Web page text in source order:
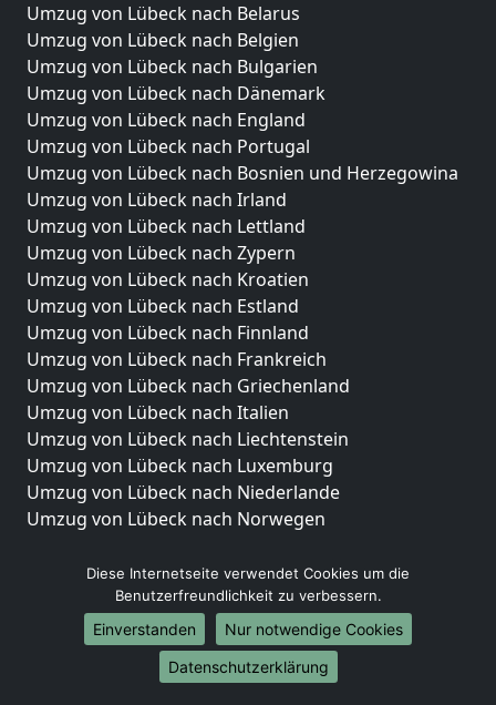
Umzug von Lübeck nach Belarus
Umzug von Lübeck nach Belgien
Umzug von Lübeck nach Bulgarien
Umzug von Lübeck nach Dänemark
Umzug von Lübeck nach England
Umzug von Lübeck nach Portugal
Umzug von Lübeck nach Bosnien und Herzegowina
Umzug von Lübeck nach Irland
Umzug von Lübeck nach Lettland
Umzug von Lübeck nach Zypern
Umzug von Lübeck nach Kroatien
Umzug von Lübeck nach Estland
Umzug von Lübeck nach Finnland
Umzug von Lübeck nach Frankreich
Umzug von Lübeck nach Griechenland
Umzug von Lübeck nach Italien
Umzug von Lübeck nach Liechtenstein
Umzug von Lübeck nach Luxemburg
Umzug von Lübeck nach Niederlande
Umzug von Lübeck nach Norwegen
Umzüge-Deutschlandweit
Umzug von Lübeck nach Berlin
Umzug von Lübeck nach Hamburg
Umzug von Lübeck nach München
Umzug von Lübeck nach Köln
Diese Internetseite verwendet Cookies um die
Benutzerfreundlichkeit zu verbessern.
Einverstanden
Nur notwendige Cookies
Datenschutzerklärung